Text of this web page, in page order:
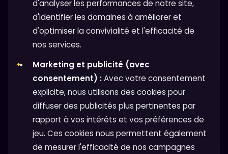
d'analyser les performances de notre site,
d'identifier les domaines à améliorer et
d'optimiser la convivialité et l'efficacité de
nos services.
Marketing et publicité (avec
consentement) :Avec votre consentement
explicite, nous utilisons des cookies pour
diffuser des publicités plus pertinentes par
rapport à vos intérêts et vos préférences de
jeu. Ces cookies nous permettent également
de mesurer l'efficacité de nos campagnes